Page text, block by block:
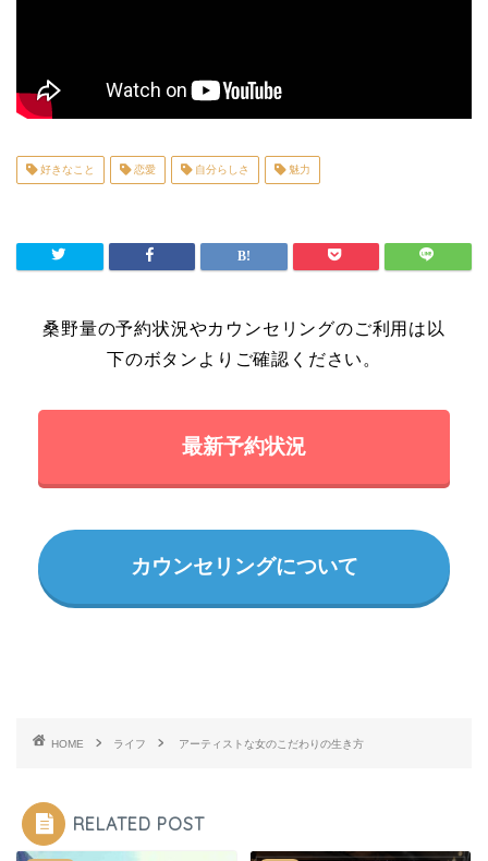
好きなこと 恋愛 自分らしさ 魅力
桑野量の予約状況やカウンセリングのご利用は以
下のボタンよりご確認ください。
最新予約状況
カウンセリングについて
HOME ライフ アーティストな女のこだわりの生き方
RELATED POST